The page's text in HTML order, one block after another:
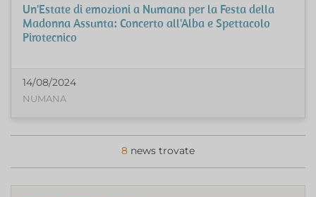
Un'Estate di emozioni a Numana per la Festa della
Madonna Assunta: Concerto all'Alba e Spettacolo
Pirotecnico
14/08/2024
NUMANA
8 news trovate